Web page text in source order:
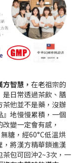
方智慧， 在老祖宗的
是日常透過茶飲、膳
他並不是藥，沒辦
地慢慢累積，一個
變一定會有感，
糖，經60°C低溫烘
，將漢方精華鎖進漢
包可回沖2~3次，一